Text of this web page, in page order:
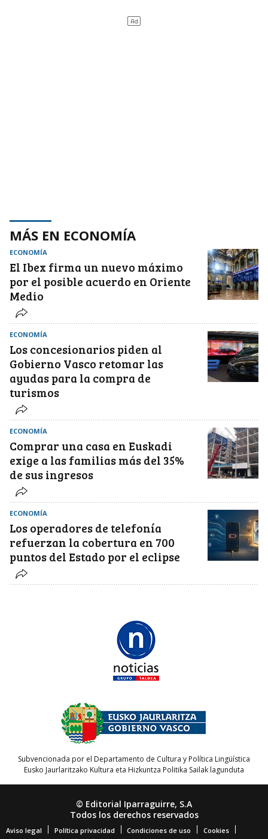
MÁS EN ECONOMÍA
ECONOMÍA
El Ibex firma un nuevo máximo
por el posible acuerdo en Oriente
Medio
ECONOMÍA
Los concesionarios piden al
Gobierno Vasco retomar las
ayudas para la compra de
turismos
ECONOMÍA
Comprar una casa en Euskadi
exige a las familias más del 35%
de sus ingresos
ECONOMÍA
Los operadores de telefonía
refuerzan la cobertura en 700
puntos del Estado por el eclipse
Subvencionada por el Departamento de Cultura y Política Lingüística
Eusko Jaurlaritzako Kultura eta Hizkuntza Politika Sailak lagunduta
© Editorial Iparraguirre, S.A
Todos los derechos reservados
Aviso legal Política privacidad Condiciones de uso Cookies